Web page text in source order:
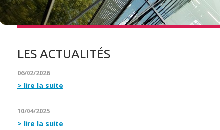
LES ACTUALITÉS
06/02/2026
lire la suite
10/04/2025
lire la suite